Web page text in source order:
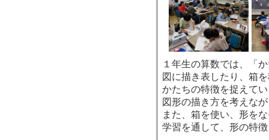
１年生の算数では、「
図に描き表したり、箱
かたちの特徴を捉えて
図形の描き方を考えな
また、箱を使い、形を
学習を通して、形の特